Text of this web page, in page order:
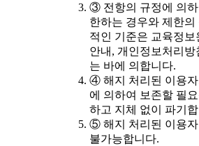
③ 전항의 규정에 의하
한하는 경우와 제한의
적인 기준은 교육정
안내, 개인정보처리
는 바에 의합니다.
④ 해지 처리된 이용
에 의하여 보존할 필
하고 지체 없이 파기
⑤ 해지 처리된 이용자
불가능합니다.